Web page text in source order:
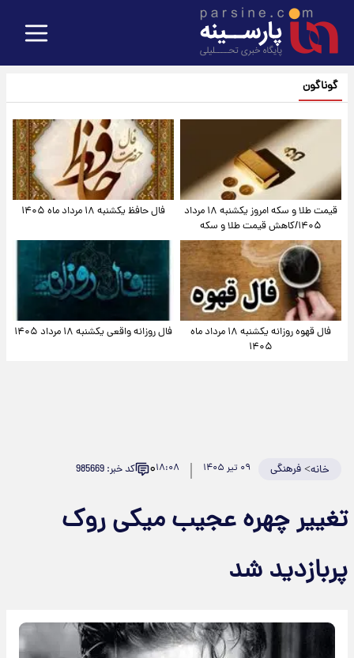
گوناگون
قیمت طلا و سکه امروز یکشنبه ۱۸ مرداد
۱۴۰۵/کاهش قیمت طلا و سکه
فال حافظ یکشنبه ۱۸ مرداد ماه ۱۴۰۵
فال قهوه روزانه یکشنبه ۱۸ مرداد ماه
۱۴۰۵
فال روزانه واقعی یکشنبه ۱۸ مرداد ۱۴۰۵
خانه>فرهنگی ۰۹ تیر ۱۴۰۵ ۱۸:۰۸۰ کد خبر: 985669
تغییر چهره عجیب میکی روک
پربازدید شد